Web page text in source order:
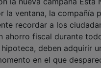
la ventana, la compañía
recordar a los
ahorro fiscal durante
deben adquirir
en el que
fiscales y las